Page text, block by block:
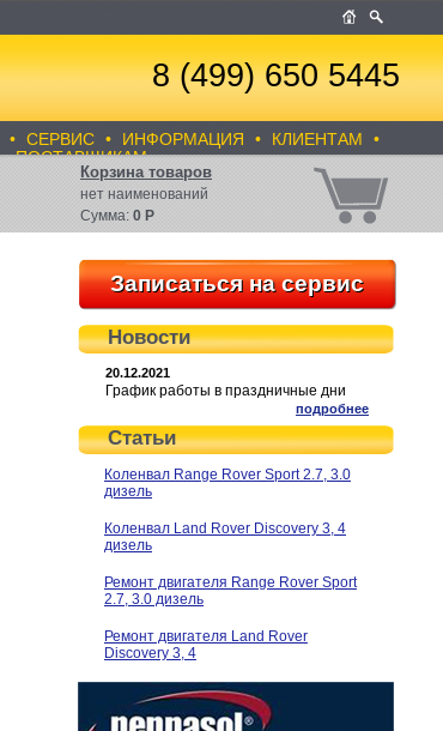
8 (499) 650 5445
• СЕРВИС • ИНФОРМАЦИЯ • КЛИЕНТАМ
•
ПОСТАВЩИКАМ
Корзина товаров
нет наименований
Сумма: 0 Р
Записаться на сервис
Новости
20.12.2021
График работы в праздничные дни
подробнее
Статьи
Коленвал Range Rover Sport 2.7, 3.0
дизель
Коленвал Land Rover Discovery 3, 4
дизель
Ремонт двигателя Range Rover Sport
2.7, 3.0 дизель
Ремонт двигателя Land Rover
Discovery 3, 4